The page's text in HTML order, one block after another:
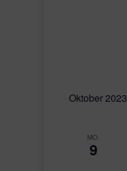
Oktober 2023
MO.
9